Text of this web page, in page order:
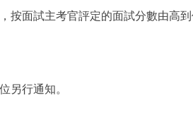
按面試主考官評定的面試分數由高到
行通知。